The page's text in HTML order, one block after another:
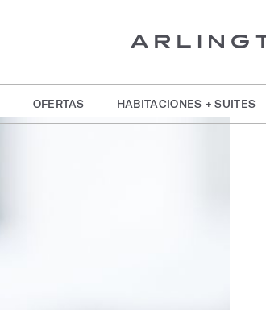
OFERTAS HABITACIONES + SUITES